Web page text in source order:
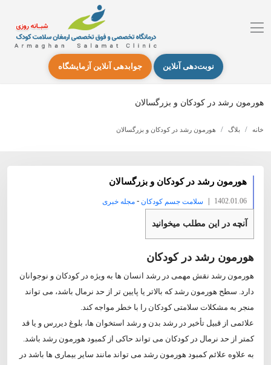
نوبت‌دهی آنلاین جوابدهی آنلاین آزمایشگاه
هورمون رشد در کودکان و بزرگسالان
خانه بلاگ هورمون رشد در کودکان و بزرگسالان
هورمون رشد در کودکان و بزرگسالان
1402.01.06
| سلامت جسم کودکان - مجله خبری
آنچه در این مطلب میخوانید
هورمون رشد در کودکان
هورمون رشد نقش مهمی در رشد انسان ها به ویژه در کودکان و نوجوانان
دارد. سطح هورمون رشد که بالاتر یا پایین تر از حد نرمال باشد، می تواند
منجر به مشکلات سلامتی کودکان را با خطر مواجه کند.
علائمی از قبیل تأخیر در رشد بدن و رشد استخوان ها، بلوغ دیررس و یا قد
کمتر از حد نرمال در کودکان می تواند حاکی از کمبود هورمون رشد باشد.
به علاوه علائم کمبود هورمون رشد می تواند مانند سایر بیماری ها باشد در